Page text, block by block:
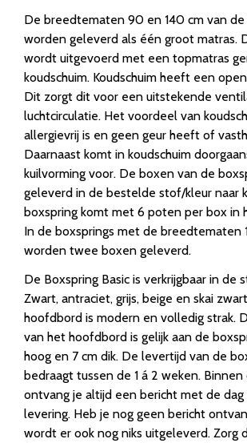
De breedtematen 90 en 140 cm van de
worden geleverd als één groot matras.
wordt uitgevoerd met een topmatras
koudschuim. Koudschuim heeft een
Dit zorgt dit voor een uitstekende
luchtcirculatie. Het voordeel van
allergievrij is en geen geur heeft of
Daarnaast komt in koudschuim
kuilvorming voor. De boxen van de
geleverd in de bestelde stof/kleur naar
boxspring komt met 6 poten per box in
In de boxsprings met de breedtematen
worden twee boxen geleverd.
De Boxspring Basic is verkrijgbaar in de
Zwart, antraciet, grijs, beige en skai
hoofdbord is modern en volledig strak.
van het hoofdbord is gelijk aan de
hoog en 7 cm dik. De levertijd van de
bedraagt tussen de 1 á 2 weken.
ontvang je altijd een bericht met de
levering. Heb je nog geen bericht
wordt er ook nog niks uitgeleverd. Zorg